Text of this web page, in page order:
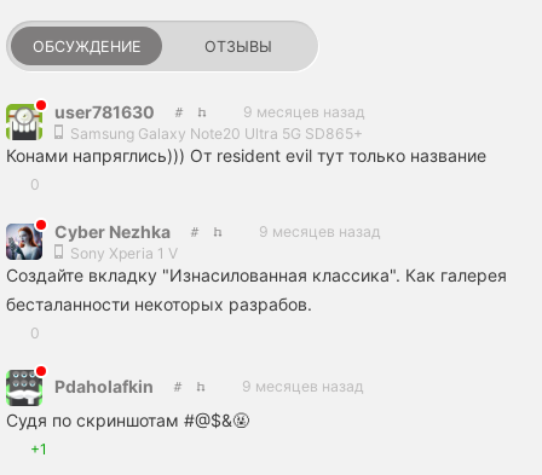
ОБСУЖДЕНИЕ ОТЗЫВЫ
user781630
9 месяцев назад
Samsung Galaxy Note20 Ultra 5G SD865+
Конами напряглись))) От resident evil тут только название
0
Cyber Nezhka
9 месяцев назад
Sony Xperia 1 V
Создайте вкладку "Изнасилованная классика". Как галерея
бесталанности некоторых разрабов.
0
Pdaholafkin 9 месяцев назад
Судя по скриншотам #@$&🤬
+1